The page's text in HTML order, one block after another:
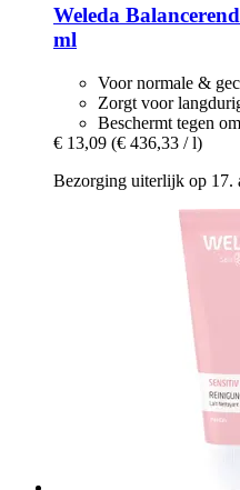
Weleda
ml
Voor normale &
Zorgt voor
Beschermt tegen
€ 13,09 (€ 436,33 / l)
Bezorging uiterlijk op 17.